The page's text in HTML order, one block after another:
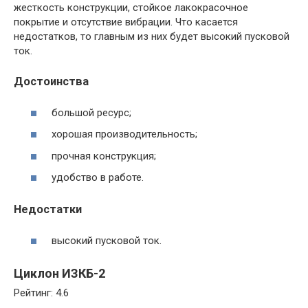
жесткость конструкции, стойкое лакокрасочное
покрытие и отсутствие вибрации. Что касается
недостатков, то главным из них будет высокий пусковой
ток.
Достоинства
большой ресурс;
хорошая производительность;
прочная конструкция;
удобство в работе.
Недостатки
высокий пусковой ток.
Циклон ИЗКБ-2
Рейтинг: 4.6